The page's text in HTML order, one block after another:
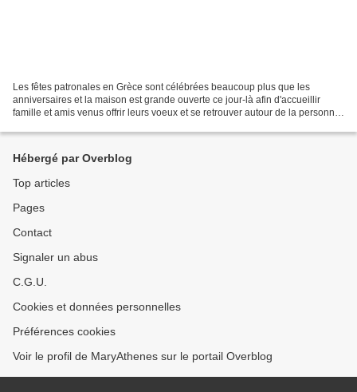
Les fêtes patronales en Grèce sont célébrées beaucoup plus que les
anniversaires et la maison est grande ouverte ce jour-là afin d'accueillir
famille et amis venus offrir leurs voeux et se retrouver autour de la personne
Hébergé par Overblog
Top articles
Pages
Contact
Signaler un abus
C.G.U.
Cookies et données personnelles
Préférences cookies
Voir le profil de MaryAthenes sur le portail Overblog